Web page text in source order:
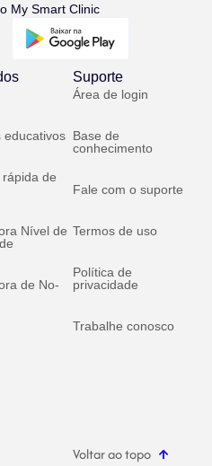
My Smart Clinic
educativos
de
Nível de
de No-
Suporte
Área de login
Base de
conhecimento
Fale com o suporte
Termos de uso
Política de
privacidade
Trabalhe conosco
Voltar ao topo